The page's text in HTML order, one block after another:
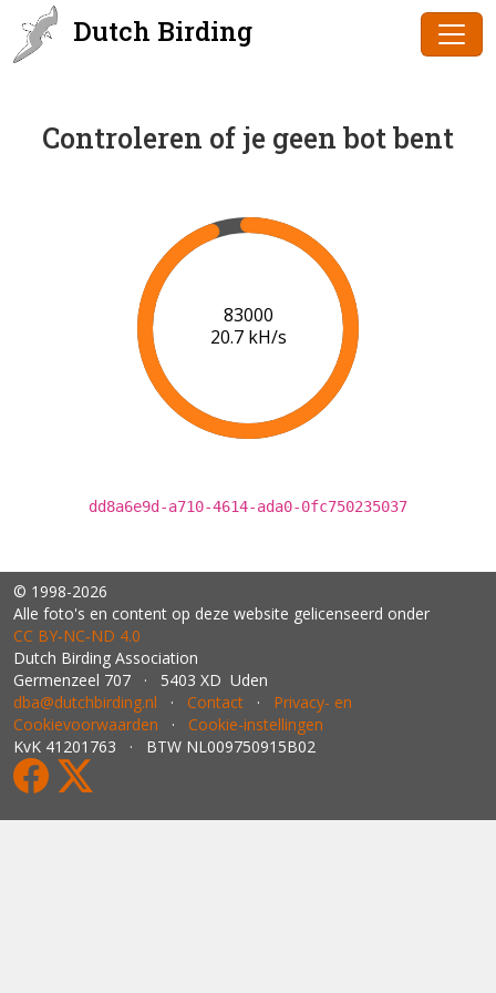
Dutch Birding
Controleren of je geen bot bent
85000
20.8 kH/s
dd8a6e9d-a710-4614-ada0-0fc750235037
© 1998-2026
Alle foto's en content op deze website gelicenseerd onder
CC BY‑NC‑ND 4.0
Dutch Birding Association
Germenzeel 707 · 5403 XD Uden
dba@dutchbirding.nl · Contact · Privacy- en
Cookievoorwaarden · Cookie-instellingen
KvK 41201763 · BTW NL009750915B02